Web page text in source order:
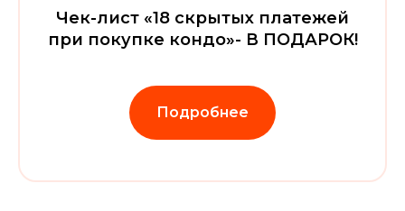
Чек-лист «18 скрытых платежей
при покупке кондо»- В ПОДАРОК!
Подробнее